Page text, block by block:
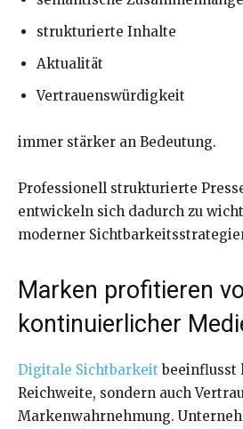
strukturierte Inhalte
Aktualität
Vertrauenswürdigkeit
immer stärker an Bedeutung.
Professionell strukturierte
entwickeln sich dadurch zu
moderner
Marken profitieren
kontinuierlicher
Digitale Sichtbarkeit beeinflusst
Reichweite, sondern auch
Markenwahrnehmung.